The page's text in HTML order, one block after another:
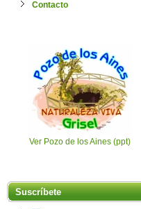
Contacto
Ver Pozo de los Aines (ppt)
Suscríbete